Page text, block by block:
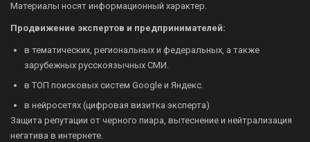
Материалы носят информационный характер.
Продвижение экспертов и предпринимателей:
в тематических, региональных и федеральных, а также
зарубежных русскоязычных СМИ.
в ТОП поисковых систем Google и Яндекс.
в нейросетях (цифровая визитка эксперта)
Защита репутации от черного пиара, вытеснение и нейтрализация
негатива в интернете.